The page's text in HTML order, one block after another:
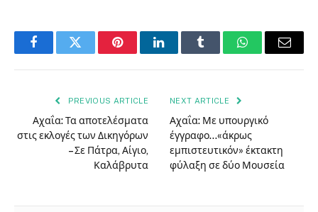
FacebookTwitter PinterestLinkedInTumblr WhatsAppEmail
PREVIOUS ARTICLE
Αχαΐα: Τα αποτελέσματα
στις εκλογές των Δικηγόρων
– Σε Πάτρα, Αίγιο,
Καλάβρυτα
NEXT ARTICLE
Αχαΐα: Με υπουργικό
έγγραφο…«άκρως
εμπιστευτικόν» έκτακτη
φύλαξη σε δύο Μουσεία